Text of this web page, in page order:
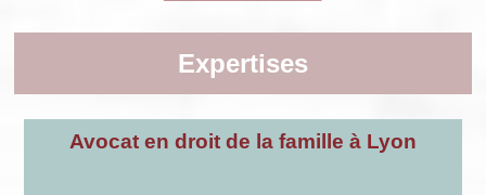
Expertises
Avocat en droit de la famille à Lyon